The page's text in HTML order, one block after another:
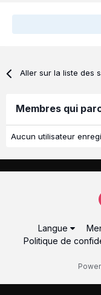
Aller sur la liste des
Membres qui
Aucun utilisateur
Langue
Politique de